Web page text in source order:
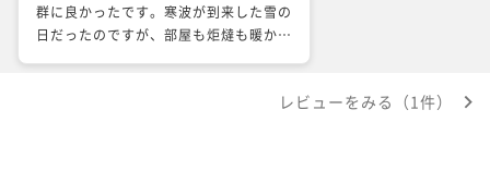
群に良かったです。寒波が到来した雪の
日だったのですが、部屋も炬燵も暖かく
どです。竹田城の雲海と、まったりゆっレビューをみる（1件）